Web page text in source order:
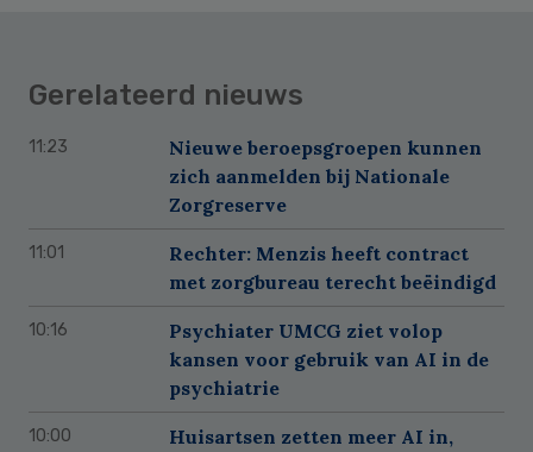
Gerelateerd nieuws
11:23
Nieuwe beroepsgroepen kunnen
zich aanmelden bij Nationale
Zorgreserve
11:01
Rechter: Menzis heeft contract
met zorgbureau terecht beëindigd
10:16
Psychiater UMCG ziet volop
kansen voor gebruik van AI in de
psychiatrie
10:00
Huisartsen zetten meer AI in,